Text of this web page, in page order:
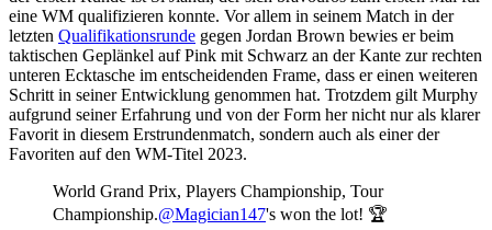
eine WM qualifizieren konnte. Vor allem in seinem Match in der
letzten Qualifikationsrunde gegen Jordan Brown bewies er beim
taktischen Geplänkel auf Pink mit Schwarz an der Kante zur rechten
unteren Ecktasche im entscheidenden Frame, dass er einen weiteren
Schritt in seiner Entwicklung genommen hat. Trotzdem gilt Murphy
aufgrund seiner Erfahrung und von der Form her nicht nur als klarer
Favorit in diesem Erstrundenmatch, sondern auch als einer der
Favoriten auf den WM-Titel 2023.
World Grand Prix, Players Championship, Tour
Championship.@Magician147's won the lot! 🏆